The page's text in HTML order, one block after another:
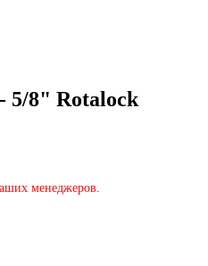
5/8" Rotalock
менеджеров.